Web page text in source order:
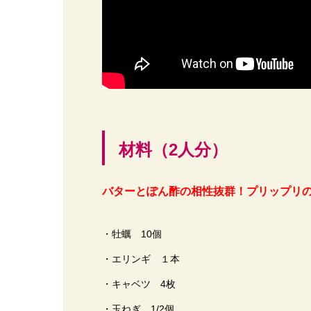
材料（2人分）
バターとぽん酢の相性抜群！プリップリ
・牡蠣 10個
・エリンギ １本
・キャベツ 4枚